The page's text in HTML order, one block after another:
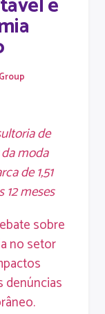
de
moda
de 1,51
meses
sobre
no setor
denúncias